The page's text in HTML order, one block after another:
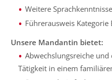
Weitere
Führerausweis
Unsere Mandantin bietet:
Abwechslungsreiche
Tätigkeit in einem